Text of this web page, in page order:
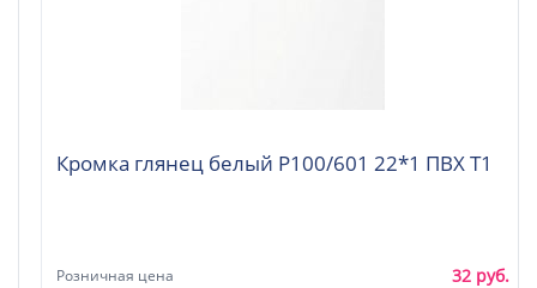
Кромка глянец белый P100/601 22*1 ПВХ Т1
Розничная цена 32 руб.